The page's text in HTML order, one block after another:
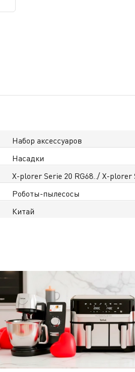
Набор аксессуаров
Насадки
X-plorer Serie 20 RG68../ X-plorer
Роботы-пылесосы
Китай